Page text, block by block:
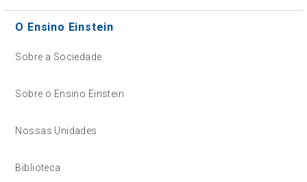
O Ensino Einstein
Sobre a Sociedade
Sobre o Ensino Einstein
Nossas Unidades
Biblioteca